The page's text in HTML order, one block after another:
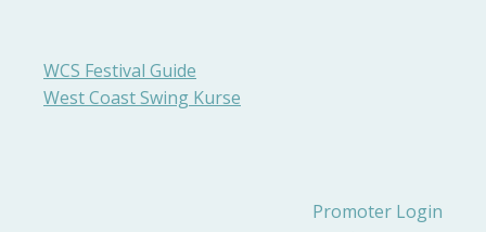
WCS Festival Guide
West Coast Swing Kurse
Promoter Login